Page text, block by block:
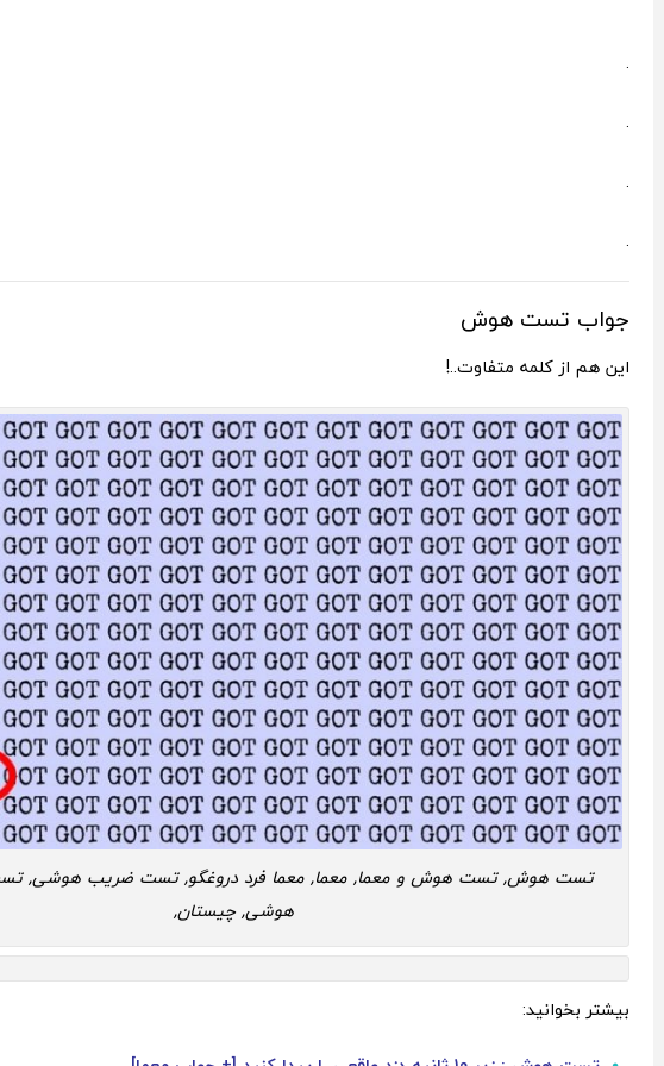
.
.
.
.
جواب تست هوش
این هم از کلمه متفاوت..!
تست هوش, تست هوش و معما, معما, معما فرد دروغگو, تست ضریب هوشی,
هوشی, چیستان,
بیشتر بخوانید: